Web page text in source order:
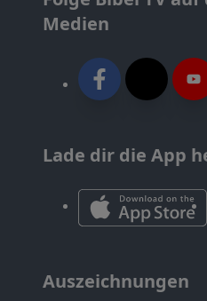
Medien
Lade dir die App
Auszeichnungen